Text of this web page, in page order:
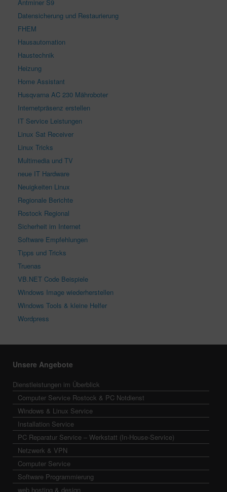
Antminer S9
Datensicherung und Restaurierung
FHEM
Hausautomation
Haustechnik
Heizung
Home Assistant
Husqvarna AC 230 Mähroboter
Internetpräsenz erstellen
IT Service Leistungen
Linux Sat Receiver
Linux Tricks
Multimedia und TV
neue IT Hardware
Neuigkeiten Linux
Regionale Berichte
Rostock Regional
Sicherheit im Internet
Software Empfehlungen
Tipps und Tricks
Truenas
VB.NET Code Beispiele
Windows Image wiederherstellen
Windows Tools & kleine Helfer
Wordpress
Unsere Angebote
Dienstleistungen im Überblick
Computer Service Rostock & PC Notdienst
Windows & Linux Service
Installation Service
PC Reparatur Service – Werkstatt (In-House-Service)
Netzwerk & VPN
Computer Service
Software Programmierung
web hosting & design